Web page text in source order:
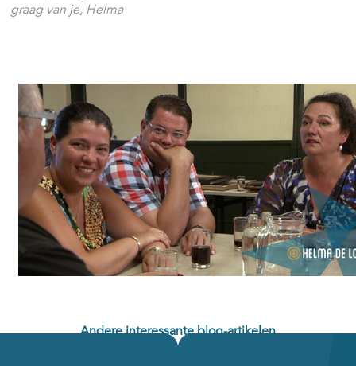
graag van je, Helma
Andere interessante blog-artikelen